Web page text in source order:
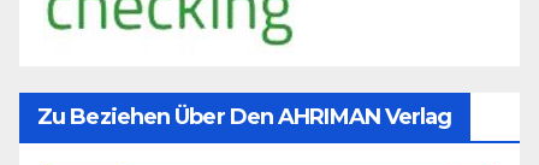
Zu Beziehen Über Den AHRIMAN Verlag